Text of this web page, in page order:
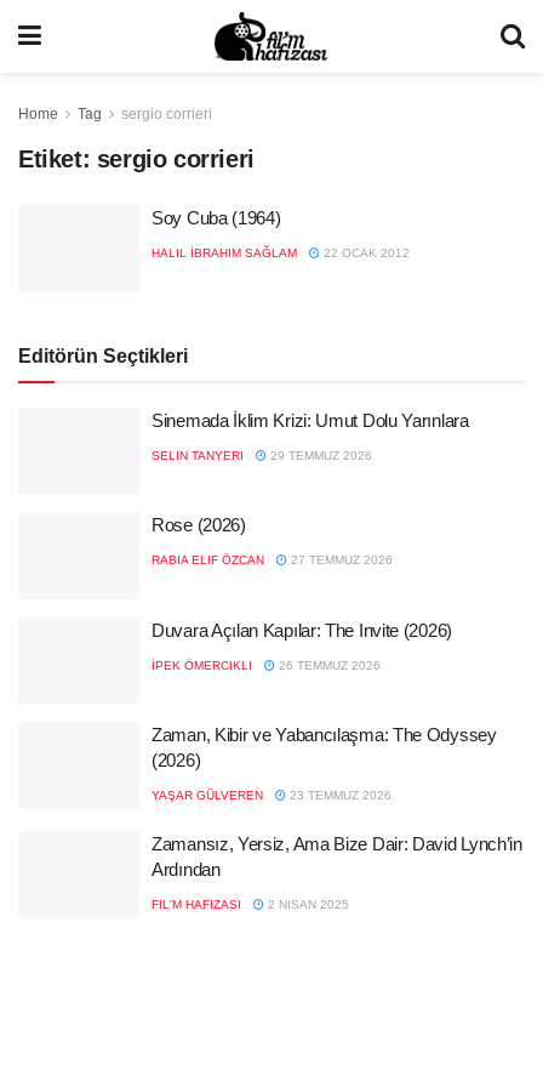
Home Tag sergio corrieri
Etiket: sergio corrieri
Soy Cuba (1964)
HALIL İBRAHIM SAĞLAM 22 OCAK 2012
Editörün Seçtikleri
Sinemada İklim Krizi: Umut Dolu Yarınlara
SELIN TANYERI 29 TEMMUZ 2026
Rose (2026)
RABIA ELIF ÖZCAN 27 TEMMUZ 2026
Duvara Açılan Kapılar: The Invite (2026)
İPEK ÖMERCIKLI 26 TEMMUZ 2026
Zaman, Kibir ve Yabancılaşma: The Odyssey
(2026)
YAŞAR GÜLVEREN 23 TEMMUZ 2026
Zamansız, Yersiz, Ama Bize Dair: David Lynch’in
Ardından
FIL'M HAFIZASI 2 NISAN 2025